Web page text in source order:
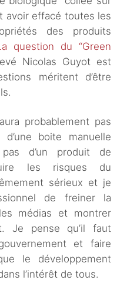
avoir effacé toutes les
des produits
question du “Green
Nicolas Guyot est
méritent d’être
probablement pas
boite manuelle
d’un produit de
les risques du
sérieux et je
de freiner la
médias et montrer
Je pense qu’il faut
et faire
le développement
l’intérêt de tous.